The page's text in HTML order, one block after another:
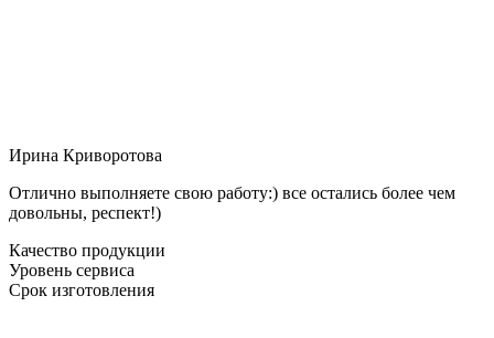
Ирина Криворотова
Отлично выполняете свою работу:) все остались более чем
довольны, респект!)
Качество продукции
Уровень сервиса
Срок изготовления